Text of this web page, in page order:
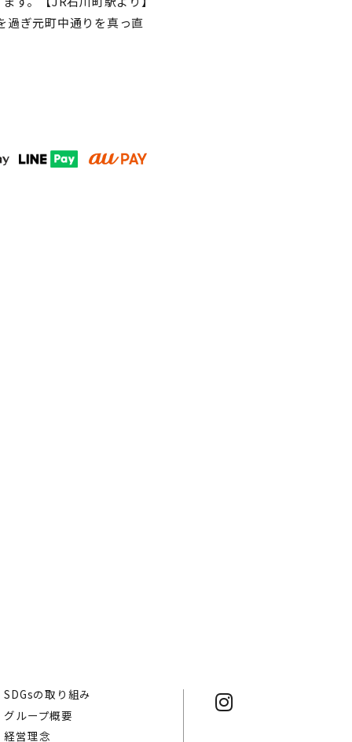
過ぎ元町中通りを真っ直
SDGsの取り組み
グループ概要
経営理念